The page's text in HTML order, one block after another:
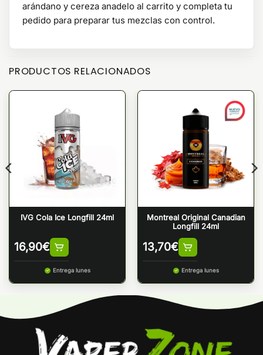
arándano y cereza anadelo al carrito y completa tu
pedido para preparar tus mezclas con control.
PRODUCTOS RELACIONADOS
IVG Cola Ice Longfill 24ml
16,90€
Entrega lunes
Montreal Original Canadian
Longfill 24ml
13,70€
Entrega lunes